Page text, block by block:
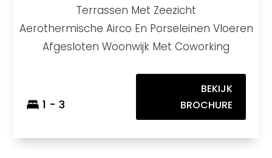
Terrassen Met Zeezicht
Aerothermische Airco En Porseleinen Vloeren
Afgesloten Woonwijk Met Coworking
1 - 3
BEKIJK
BROCHURE